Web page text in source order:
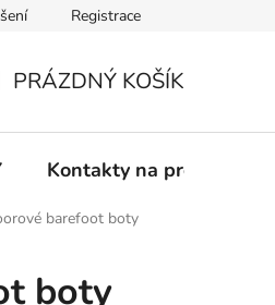
line platbám Odstoupení od
Registrace
PRÁZDNÝ KOŠÍK
Kontakty na prodejny
barefoot boty
boty